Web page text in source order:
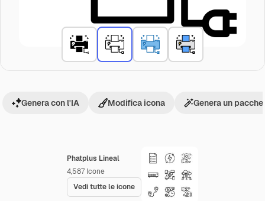
Phatplus Lineal
4,587 Icone
Vedi tutte le icone
Genera con l'IA Modifica icona Genera un